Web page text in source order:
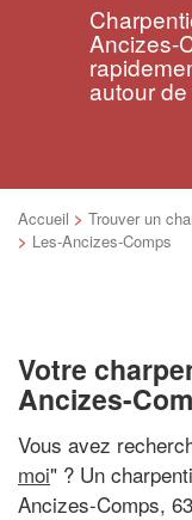
Ancizes-
autour
Accueil > Trouver un
> Les-Ancizes-Comps
Votre
Ancizes-
Vous avez
moi" ? Un
Ancizes-Comps,